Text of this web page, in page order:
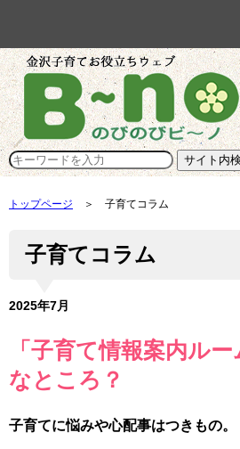
トップページ ＞ 子育てコラム
子育てコラム
2025年7月
「子育て情報案内ル
なところ？
子育てに悩みや心配事はつきもの。